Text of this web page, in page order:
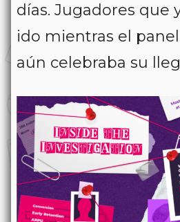
días. Jugadores que
ido mientras el
aún celebraba su